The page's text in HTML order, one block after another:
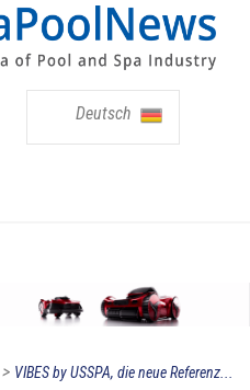
Deutsch
> VIBES by USSPA, die neue Referenz...